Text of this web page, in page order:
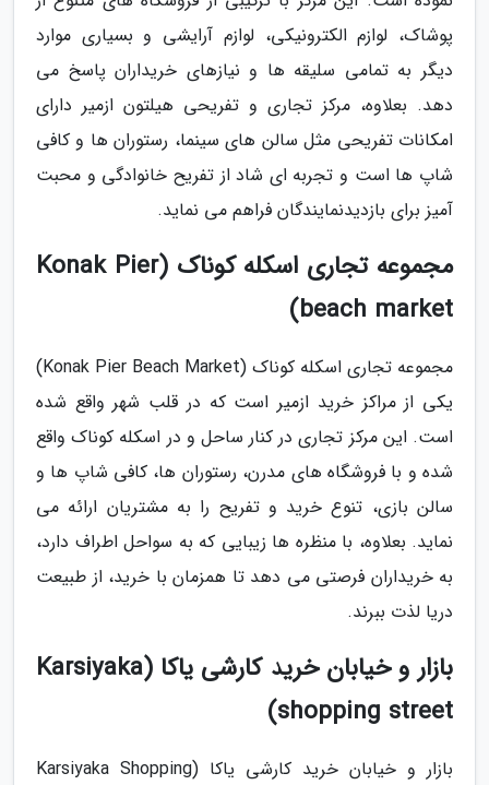
پوشاک، لوازم الکترونیکی، لوازم آرایشی و بسیاری موارد
دیگر به تمامی سلیقه ها و نیازهای خریداران پاسخ می
دهد. بعلاوه، مرکز تجاری و تفریحی هیلتون ازمیر دارای
امکانات تفریحی مثل سالن های سینما، رستوران ها و کافی
شاپ ها است و تجربه ای شاد از تفریح خانوادگی و محبت
آمیز برای بازدیدنمایندگان فراهم می نماید.
مجموعه تجاری اسکله کوناک (Konak Pier
beach market)
مجموعه تجاری اسکله کوناک (Konak Pier Beach Market)
یکی از مراکز خرید ازمیر است که در قلب شهر واقع شده
است. این مرکز تجاری در کنار ساحل و در اسکله کوناک واقع
شده و با فروشگاه های مدرن، رستوران ها، کافی شاپ ها و
سالن بازی، تنوع خرید و تفریح را به مشتریان ارائه می
نماید. بعلاوه، با منظره ها زیبایی که به سواحل اطراف دارد،
به خریداران فرصتی می دهد تا همزمان با خرید، از طبیعت
دریا لذت ببرند.
بازار و خیابان خرید کارشی یاکا (Karsiyaka
shopping street)
بازار و خیابان خرید کارشی یاکا (Karsiyaka Shopping